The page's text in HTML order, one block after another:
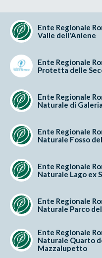
Ente Regionale
Valle dell'Aniene
Ente Regionale
Protetta delle
Ente Regionale
Naturale di
Ente Regionale
Naturale Fosso
Ente Regionale
Naturale Lago ex
Ente Regionale
Naturale Parco
Ente Regionale
Naturale Quarto
Mazzalupetto